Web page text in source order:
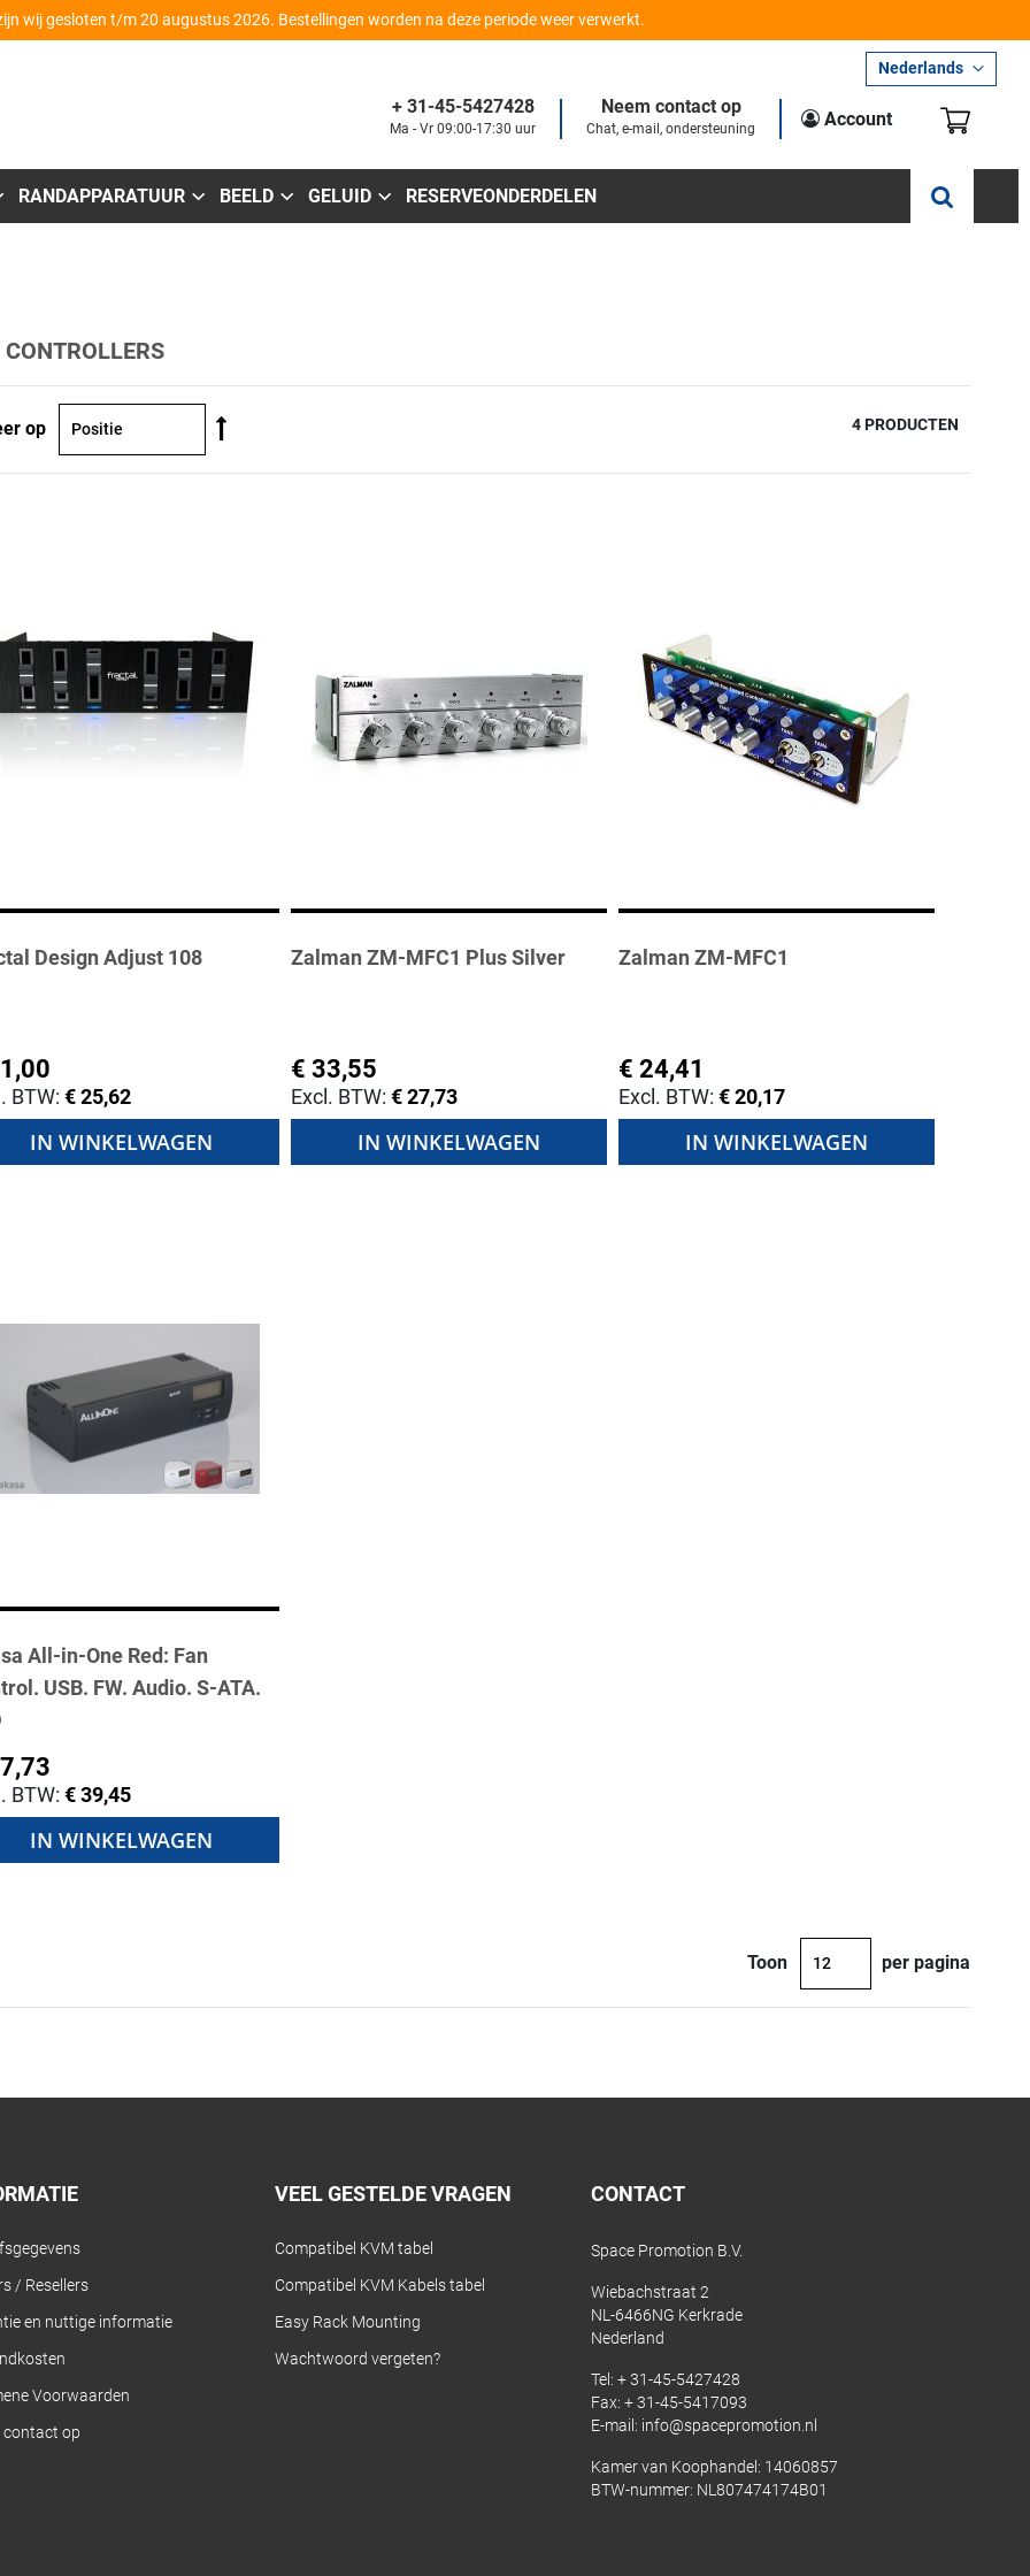
wij gesloten t/m 20 augustus 2026. Bestellingen worden na deze periode weer verwerkt.
Taal
Nederlands
Account
+ 31-45-5427428
Ma - Vr 09:00-17:30 uur
Neem contact op
Chat, e-mail, ondersteuning
RANDAPPARATUUR BEELD GELUID RESERVEONDERDELEN
CONTROLLERS
4PRODUCTEN
op
Van
laag
Design Adjust 108
€ 25,62
IN WINKELWAGEN
Zalman ZM-MFC1 Plus Silver
€ 33,55
€ 27,73
IN WINKELWAGEN
Zalman ZM-MFC1
€ 24,41
€ 20,17
IN WINKELWAGEN
All-in-One Red: Fan
USB. FW. Audio. S-ATA.
€ 39,45
IN WINKELWAGEN
Toon per pagina
/ Resellers
en nuttige informatie
Voorwaarden
contact op
VEEL GESTELDE VRAGEN
Compatibel KVM tabel
Compatibel KVM Kabels tabel
Easy Rack Mounting
Wachtwoord vergeten?
CONTACT
Space Promotion B.V.
Wiebachstraat 2
NL-6466NG Kerkrade
Nederland
Tel: + 31-45-5427428
Fax: + 31-45-5417093
E-mail: info@spacepromotion.nl
Kamer van Koophandel: 14060857
BTW-nummer: NL807474174B01